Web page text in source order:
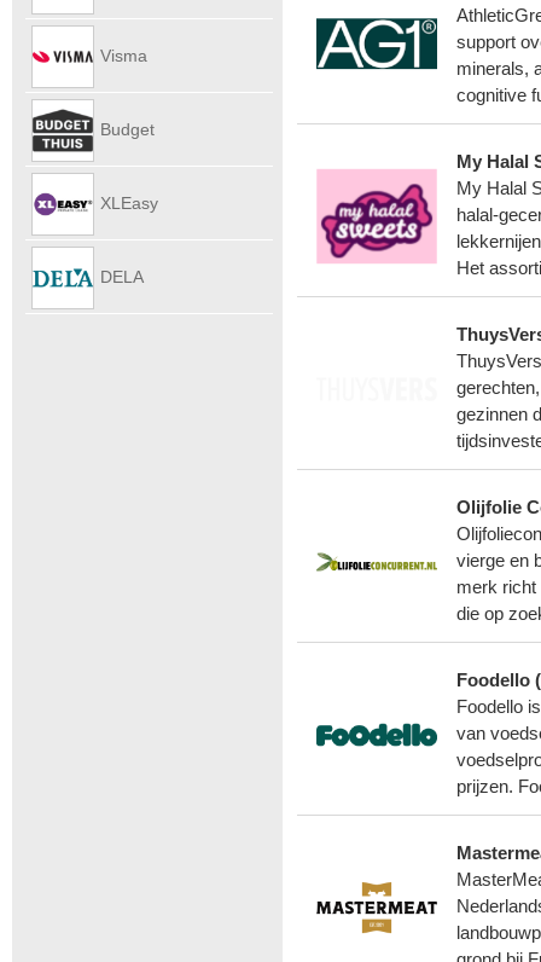
support
minerals,
cognitive
My Halal
My Halal
halal-
Het
gezinnen
Olijfolie
vierge en
merk richt
die op
Foodello
Foodello
van
prijzen.
Visma
Budget
XLEasy
DELA